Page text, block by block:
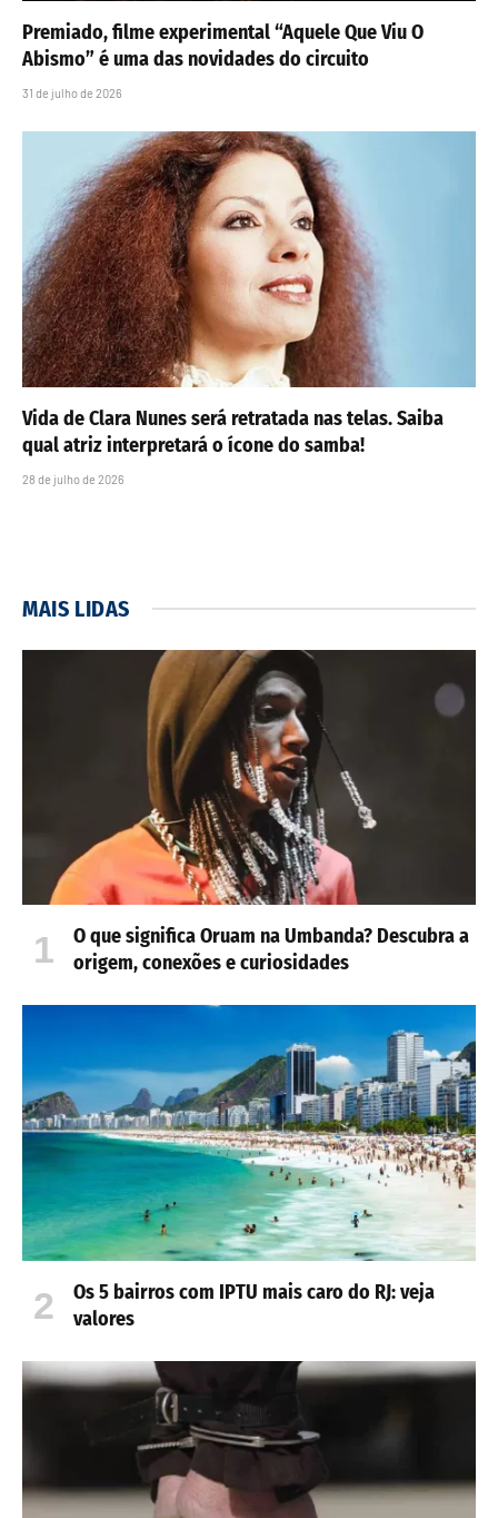
Premiado, filme experimental “Aquele Que Viu O
Abismo” é uma das novidades do circuito
31 de julho de 2026
Vida de Clara Nunes será retratada nas telas. Saiba
qual atriz interpretará o ícone do samba!
28 de julho de 2026
MAIS LIDAS
O que significa Oruam na Umbanda? Descubra a
origem, conexões e curiosidades
Os 5 bairros com IPTU mais caro do RJ: veja
valores